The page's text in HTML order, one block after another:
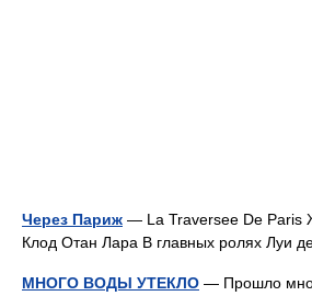
Через Париж — La Traversee De Paris
Клод Отан Лара В главных ролях Луи
МНОГО ВОДЫ УТЕКЛО — Прошло